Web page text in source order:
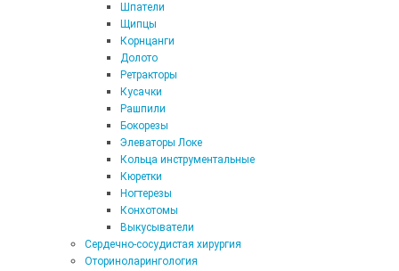
Шпатели
Щипцы
Корнцанги
Долото
Ретракторы
Кусачки
Рашпили
Бокорезы
Элеваторы Локе
Кольца инструментальные
Кюретки
Ногтерезы
Конхотомы
Выкусыватели
Сердечно-сосудистая хирургия
Оториноларингология